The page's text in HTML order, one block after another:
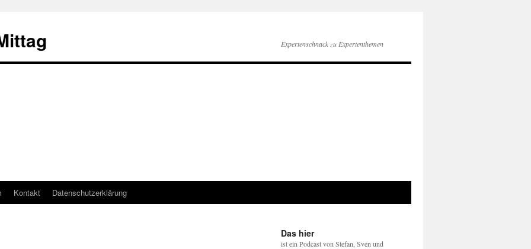
Expertenschnack zu Expertenthemen
Kontakt Datenschutzerklärung
Das hier
ist ein Podcast von Stefan, Sven und